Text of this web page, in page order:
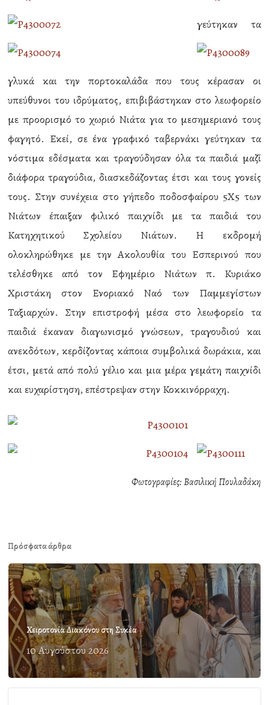
γεύτηκαν τα
γλυκά και την πορτοκαλάδα που τους κέρασαν οι
υπεύθυνοι του ιδρύματος, επιβιβάστηκαν στο λεωφορείο
με προορισμό το χωριό Νιάτα για το μεσημεριανό τους
φαγητό. Εκεί, σε ένα γραφικό ταβερνάκι γεύτηκαν τα
νόστιμα εδέσματα και τραγούδησαν όλα τα παιδιά μαζί
διάφορα τραγούδια, διασκεδάζοντας έτσι και τους γονείς
τους. Στην συνέχεια στο γήπεδο ποδοσφαίρου 5Χ5 των
Νιάτων έπαιξαν φιλικό παιχνίδι με τα παιδιά του
Κατηχητικού Σχολείου Νιάτων. Η εκδρομή
ολοκληρώθηκε με την Ακολουθία του Εσπερινού που
τελέσθηκε από τον Εφημέριο Νιάτων π. Κυριάκο
Χριστάκη στον Ενοριακό Ναό των Παμμεγίστων
Ταξιαρχών. Στην επιστροφή μέσα στο λεωφορείο τα
παιδιά έκαναν διαγωνισμό γνώσεων, τραγουδιού και
ανεκδότων, κερδίζοντας κάποια συμβολικά δωράκια, και
έτσι, μετά από πολύ γέλιο και μια μέρα γεμάτη παιχνίδι
και ευχαρίστηση, επέστρεψαν στην Κοκκινόρραχη.
Φωτογραφίες: Βασιλική Πουλαδάκη
Πρόσφατα άρθρα
Χειροτονία Διακόνου στη Συκέα
10 Αυγούστου 2026